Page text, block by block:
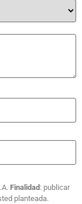
Finalidad : publicar
planteada.